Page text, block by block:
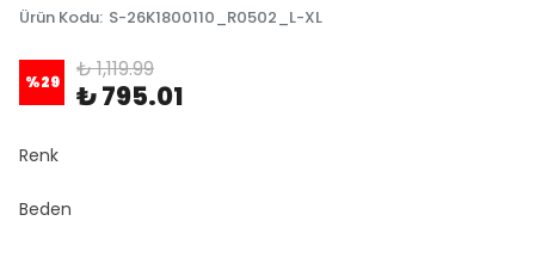
Ürün Kodu: S-26K1800110_R0502_L-XL
%29 ₺ 1,119.99
₺ 795.01
Renk
Beden